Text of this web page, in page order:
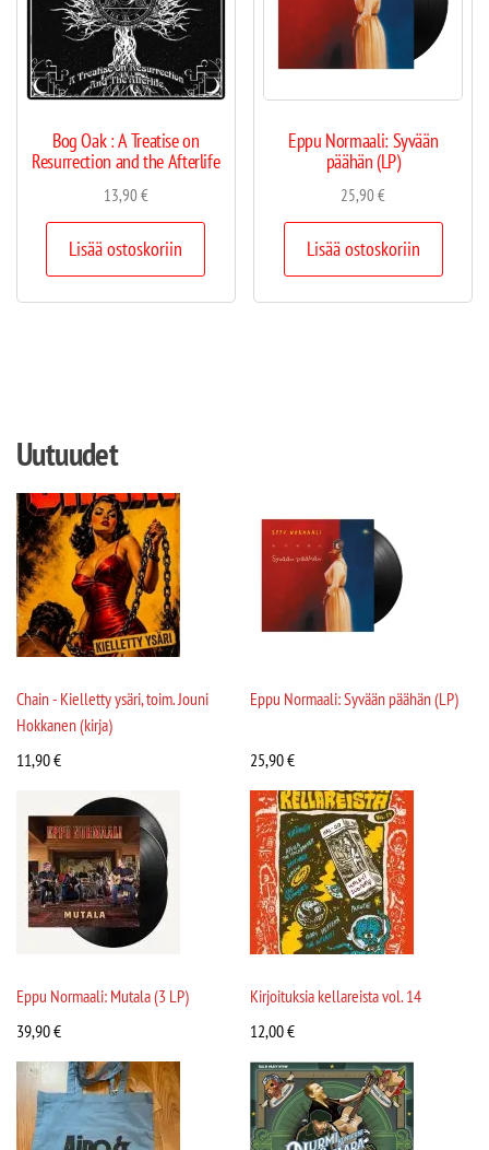
Bog Oak : A Treatise on
Resurrection and the Afterlife
13,90€
Lisää ostoskoriin
Eppu Normaali: Syvään
päähän (LP)
25,90€
Lisää ostoskoriin
Uutuudet
Chain - Kielletty ysäri, toim. Jouni
Hokkanen (kirja)
11,90€
Eppu Normaali: Syvään päähän (LP)
25,90€
Eppu Normaali: Mutala (3 LP)
39,90€
Kirjoituksia kellareista vol. 14
12,00€